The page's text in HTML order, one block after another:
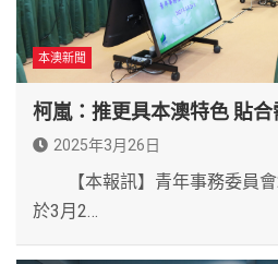
本澳新聞
柯嵐：推更具本澳特色 貼
2025年3月26日
【本報訊】青年事務委員會
於3月2…